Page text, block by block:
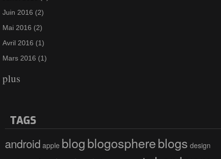
Juin 2016 (2)
Mai 2016 (2)
Avril 2016 (1)
Mars 2016 (1)
plus
TAGS
android apple blogblogosphereblogs design